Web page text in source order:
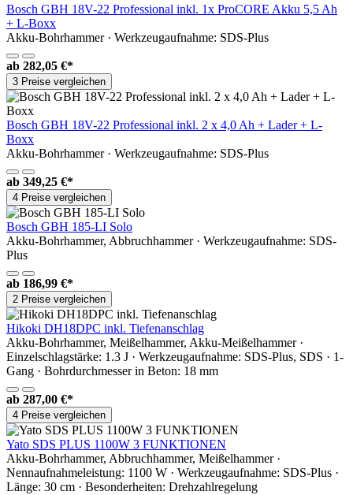
Bosch GBH 18V-22 Professional inkl. 1x ProCORE Akku 5,5 Ah
+ L-Boxx
Akku-Bohrhammer · Werkzeugaufnahme: SDS-Plus
ab 282,05 €*
3 Preise vergleichen
Bosch GBH 18V-22 Professional inkl. 2 x 4,0 Ah + Lader + L-
Boxx
Akku-Bohrhammer · Werkzeugaufnahme: SDS-Plus
ab 349,25 €*
4 Preise vergleichen
Bosch GBH 185-LI Solo
Akku-Bohrhammer, Abbruchhammer · Werkzeugaufnahme: SDS-
Plus
ab 186,99 €*
2 Preise vergleichen
Hikoki DH18DPC inkl. Tiefenanschlag
Akku-Bohrhammer, Meißelhammer, Akku-Meißelhammer ·
Einzelschlagstärke: 1.3 J · Werkzeugaufnahme: SDS-Plus, SDS · 1-
Gang · Bohrdurchmesser in Beton: 18 mm
ab 287,00 €*
4 Preise vergleichen
Yato SDS PLUS 1100W 3 FUNKTIONEN
Akku-Bohrhammer, Abbruchhammer, Meißelhammer ·
Nennaufnahmeleistung: 1100 W · Werkzeugaufnahme: SDS-Plus ·
Länge: 30 cm · Besonderheiten: Drehzahlregelung